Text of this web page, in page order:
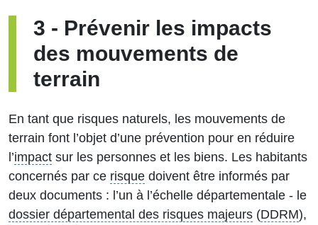
3 - Prévenir les impacts
des mouvements de
terrain
En tant que risques naturels, les mouvements de
terrain font l’objet d’une prévention pour en réduire
l’impact sur les personnes et les biens. Les habitants
concernés par ce risque doivent être informés par
deux documents : l’un à l’échelle départementale - le
dossier départemental des risques majeurs (DDRM),